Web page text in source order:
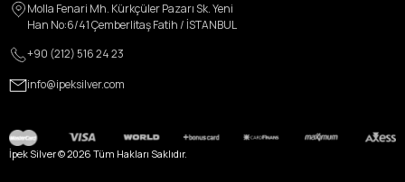
özgünlüğünüzü ön plana çıkaracak tasarımlarımızla tanışın.
İpek Silver’da her bir parça, sizin benzersiz hikayenizi anlatıyor. İster
kendinizi ifade etmek için özel bir parça arayışında olun, ister
sevdiklerinize unutulmaz bir hediye vermek isteyin, her zevke ve her anı
ölümsüzleştirecek anlara uygun seçeneklerimizle yanınızdayız.
İpek Silver Kadın Koleksiyonu, zarafeti ve ihtişamı bir arada sunarak, her
kadının içindeki ışığı dışa vuruyor. Altın küpeler, her kulağa melodik bir
Molla Fenari Mh. Kürkçüler Pazarı Sk. Yeni
Han No:6/41 Çemberlitaş Fatih / İSTANBUL
+90 (212) 516 24 23
info@ipeksilver.com
İpek Silver ©2026 Tüm Hakları Saklıdır.